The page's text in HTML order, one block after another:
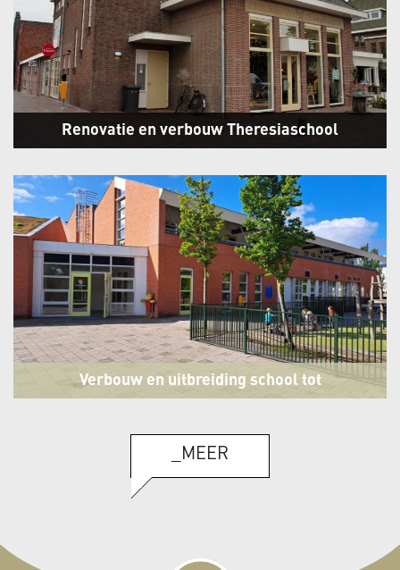
Renovatie en verbouw Theresiaschool
Verbouw en uitbreiding school tot
Tuitjenhorn
_MEER